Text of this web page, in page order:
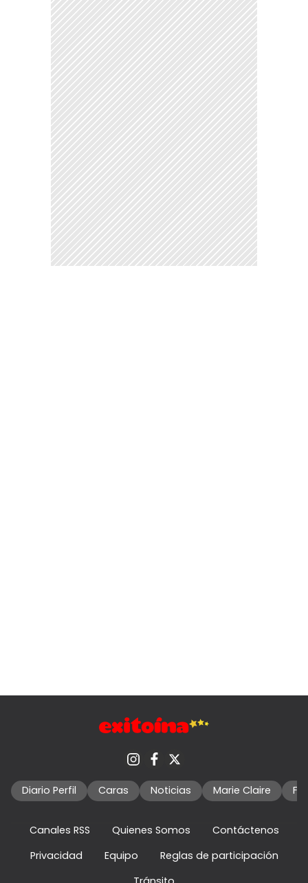
Diario Perfil Caras Noticias Marie Claire
Canales RSS Quienes Somos
Contáctenos
Privacidad
Equipo
Reglas de participación